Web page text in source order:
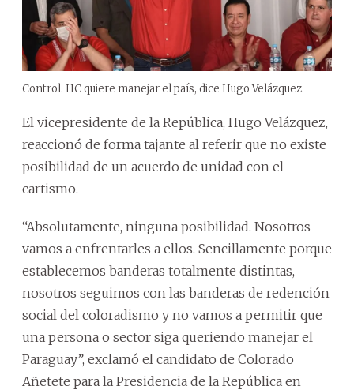
Control. HC quiere manejar el país, dice Hugo Velázquez.
El vicepresidente de la República, Hugo Velázquez,
reaccionó de forma tajante al referir que no existe
posibilidad de un acuerdo de unidad con el
cartismo.
“Absolutamente, ninguna posibilidad. Nosotros
vamos a enfrentarles a ellos. Sencillamente porque
establecemos banderas totalmente distintas,
nosotros seguimos con las banderas de redención
social del coloradismo y no vamos a permitir que
una persona o sector siga queriendo manejar el
Paraguay”, exclamó el candidato de Colorado
Añetete para la Presidencia de la República en